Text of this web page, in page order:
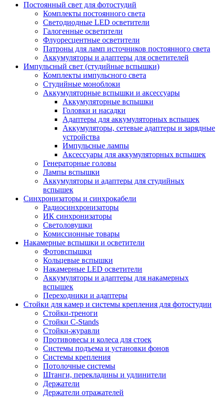
Постоянный свет для фотостудий
Комплекты постоянного света
Светодиодные LED осветители
Галогенные осветители
Флуоресцентные осветители
Патроны для ламп источников постоянного света
Аккумуляторы и адаптеры для осветителей
Импульсный свет (студийные вспышки)
Комплекты импульсного света
Студийные моноблоки
Аккумуляторные вспышки и аксессуары
Аккумуляторные вспышки
Головки и насадки
Адаптеры для аккумуляторных вспышек
Аккумуляторы, сетевые адаптеры и зарядные
устройства
Импульсные лампы
Аксессуары для аккумуляторных вспышек
Генераторные головы
Лампы вспышки
Аккумуляторы и адаптеры для студийных
вспышек
Синхронизаторы и синхрокабели
Радиосинхронизаторы
ИК синхронизаторы
Светоловушки
Комиссионные товары
Накамерные вспышки и осветители
Фотовспышки
Кольцевые вспышки
Накамерные LED осветители
Аккумуляторы и адаптеры для накамерных
вспышек
Переходники и адаптеры
Стойки для камер и системы крепления для фотостудии
Стойки-треноги
Стойки C-Stands
Стойки-журавли
Противовесы и колеса для стоек
Системы подъема и установки фонов
Системы крепления
Потолочные системы
Штанги, перекладины и удлинители
Держатели
Держатели отражателей